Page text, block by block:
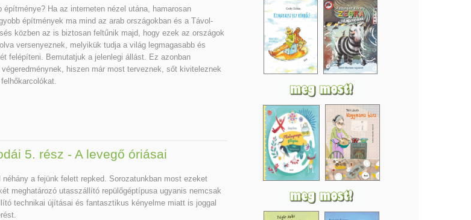
építménye? Ha az interneten nézel utána, hamarosan
építmények ma mind az arab országokban és a Távol-
közben az is biztosan feltűnik majd, hogy ezek az országok
versenyeznek, melyikük tudja a világ legmagasabb és
felépíteni. Bemutatjuk a jelenlegi állást. Ez azonban
hiszen már most terveznek, sőt kiviteleznek
5. rész - A levegő óriásai
a fejünk felett repked. Sorozatunkban most ezeket
meghatározó utasszállító repülőgéptípusa ugyanis nemcsak
technikai újításai és fantasztikus kényelme miatt is joggal